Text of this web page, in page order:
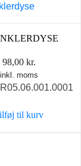
98,00 kr.
inkl. moms
til kurv